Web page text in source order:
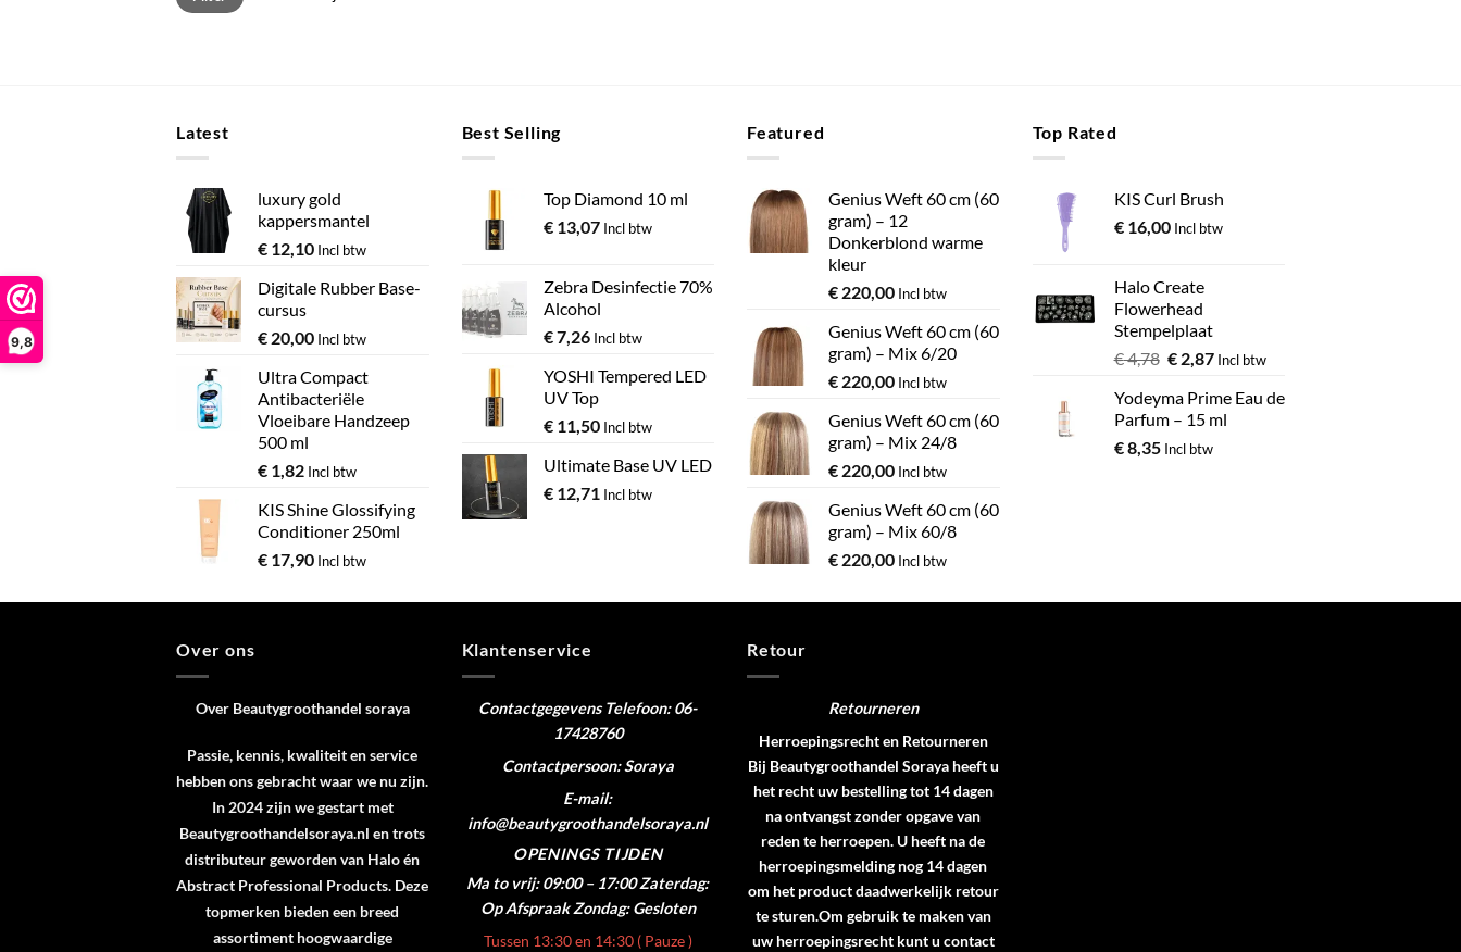
9,8
Latest
luxury gold
kappersmantel
€ 12,10 Incl btw
Digitale Rubber Base-
cursus
€ 20,00 Incl btw
Ultra Compact
Antibacteriële
Vloeibare Handzeep
500 ml
€ 1,82 Incl btw
KIS Shine Glossifying
Conditioner 250ml
€ 17,90 Incl btw
Best Selling
Top Diamond 10 ml
€13,07 Incl btw
Zebra Desinfectie 70%
Alcohol
€7,26 Incl btw
YOSHI Tempered LED
UV Top
€11,50 Incl btw
Ultimate Base UV LED
€12,71 Incl btw
Featured
Genius Weft 60 cm (60
gram) – 12
Donkerblond warme
kleur
€ 220,00 Incl btw
Genius Weft 60 cm (60
gram) – Mix 6/20
€ 220,00 Incl btw
Genius Weft 60 cm (60
gram) – Mix 24/8
€ 220,00 Incl btw
Genius Weft 60 cm (60
gram) – Mix 60/8
€ 220,00 Incl btw
Top Rated
KIS Curl Brush
€16,00 Incl btw
Halo Create
Flowerhead
Stempelplaat
€4,78 € 2,87 Incl btw
Yodeyma Prime Eau de
Parfum – 15 ml
€8,35 Incl btw
Over ons
Over Beautygroothandel soraya
Passie, kennis, kwaliteit en service
hebben ons gebracht waar we nu zijn.
In 2024 zijn we gestart met
Beautygroothandelsoraya.nl en trots
distributeur geworden van Haloén
Abstract Professional Products. Deze
topmerken bieden een breed
assortiment hoogwaardige
Klantenservice
ContactgegevensTelefoon: 06-
17428760
Contactpersoon: Soraya
E-mail:
info@beautygroothandelsoraya.nl
OPENINGS TIJDEN
Ma to vrij: 09:00 – 17:00 Zaterdag:
Op Afspraak Zondag: Gesloten
Tussen 13:30 en 14:30 ( Pauze )
Retour
Retourneren
Herroepingsrecht en Retourneren
Bij Beautygroothandel Soraya heeft u
het recht uw bestelling tot 14 dagen
na ontvangst zonder opgave van
reden te herroepen. U heeft na de
herroepingsmelding nog 14 dagen
om het product daadwerkelijk retour
te sturen.Om gebruik te maken van
uw herroepingsrecht kunt u contact